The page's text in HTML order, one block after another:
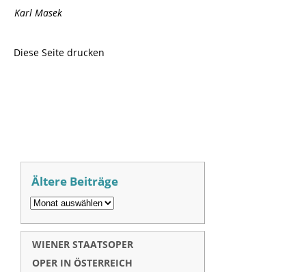
Karl Masek
Diese Seite drucken
Ältere Beiträge
WIENER STAATSOPER
OPER IN ÖSTERREICH